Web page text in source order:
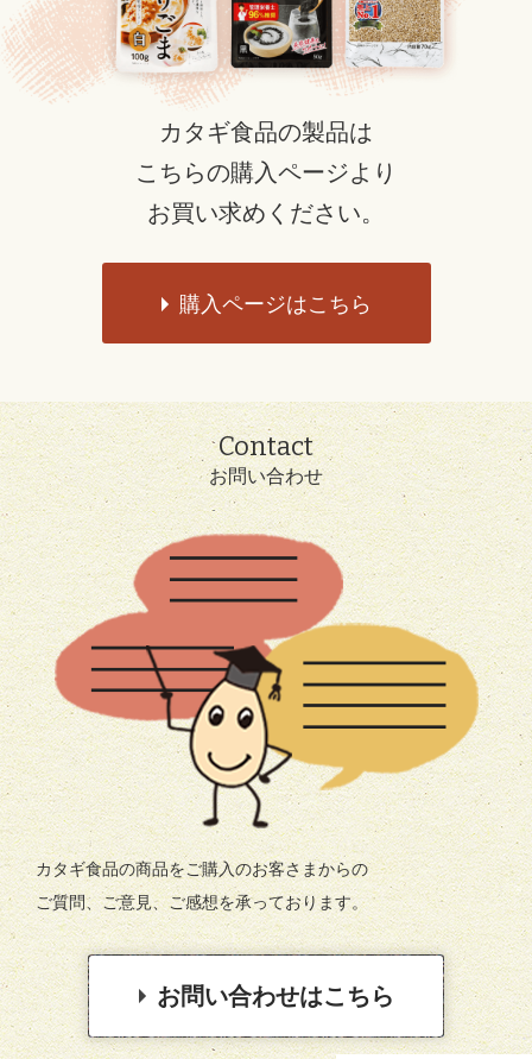
カタギ食品の製品は
こちらの購入ページより
お買い求めください。
購入ページはこちら
Contact
お問い合わせ
カタギ食品の商品をご購入のお客さまからの
ご質問、ご意見、ご感想を承っております。
お問い合わせはこちら